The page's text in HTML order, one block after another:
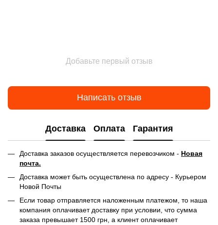
Добавьте первый отзыв
Написать отзыв
Доставка Оплата Гарантия
Доставка заказов осуществляется перевозчиком - Новая
почта.
Доставка может быть осуществлена по адресу - Курьером
Новой Почты
Если товар отправляется наложенным платежом, то наша
компания оплачивает доставку при условии, что сумма
заказа превышает 1500 грн, а клиент оплачивает